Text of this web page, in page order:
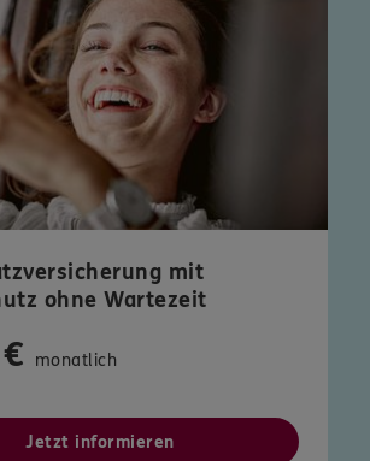
mit
ohne Wartezeit
monatlich
Jetzt informieren